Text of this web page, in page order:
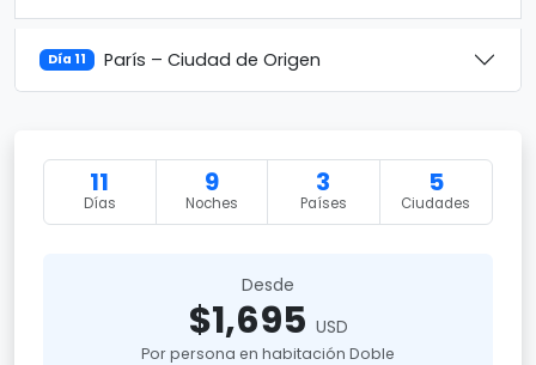
Día 11 París – Ciudad de Origen
11
Días
9
Noches
3
Países
5
Ciudades
Desde
$1,695 USD
Por persona en habitación Doble